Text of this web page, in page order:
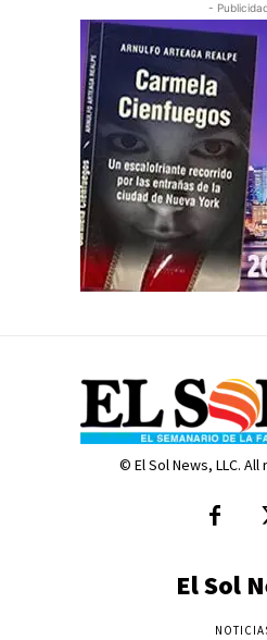
-
© El Sol News, LLC.
El Sol